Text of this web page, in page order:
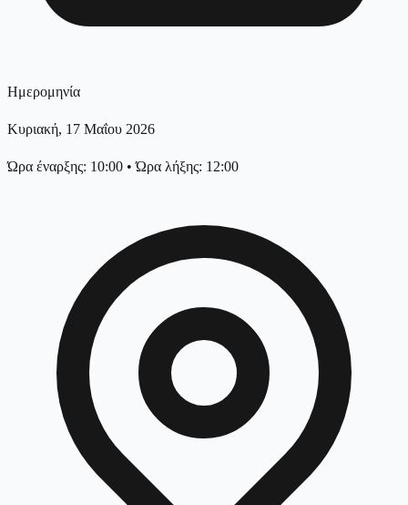
Ημερομηνία
Κυριακή, 17 Μαΐου 2026
Ώρα έναρξης: 10:00 •Ώρα λήξης: 12:00